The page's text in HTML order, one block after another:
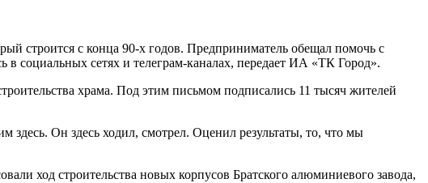
строится с конца 90-х годов. Предприниматель обещал помочь с
в социальных сетях и телеграм-каналах, передает ИА «ТК Город».
храма. Под этим письмом подписались 11 тысяч жителей
Он здесь ходил, смотрел. Оценил результаты, то, что мы
ход строительства новых корпусов Братского алюминиевого завода,